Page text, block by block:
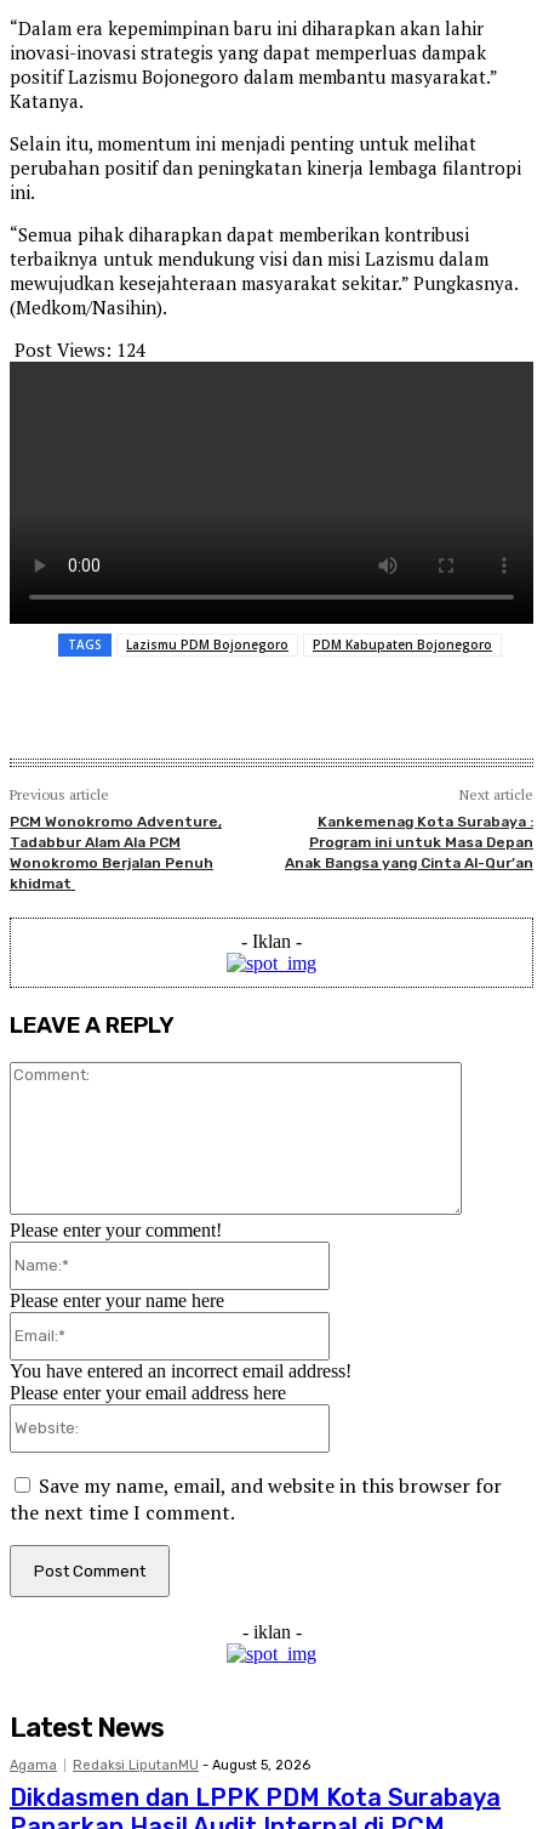
“Dalam era kepemimpinan baru ini diharapkan akan lahir
inovasi-inovasi strategis yang dapat memperluas dampak
positif Lazismu Bojonegoro dalam membantu masyarakat.”
Katanya.
Selain itu, momentum ini menjadi penting untuk melihat
perubahan positif dan peningkatan kinerja lembaga filantropi
ini.
“Semua pihak diharapkan dapat memberikan kontribusi
terbaiknya untuk mendukung visi dan misi Lazismu dalam
mewujudkan kesejahteraan masyarakat sekitar.” Pungkasnya.
(Medkom/Nasihin).
Post Views: 124
TAGS Lazismu PDM Bojonegoro PDM Kabupaten Bojonegoro
Previous article
PCM Wonokromo Adventure,
Tadabbur Alam Ala PCM
Wonokromo Berjalan Penuh
khidmat
Next article
Kankemenag Kota Surabaya :
Program ini untuk Masa Depan
Anak Bangsa yang Cinta Al-Qur’an
- Iklan -
LEAVE A REPLY
Please enter your comment!
Please enter your name here
You have entered an incorrect email address!
Please enter your email address here
Save my name, email, and website in this browser for
the next time I comment.
- iklan -
Latest News
Agama Redaksi LiputanMU - August 5, 2026
Dikdasmen dan LPPK PDM Kota Surabaya